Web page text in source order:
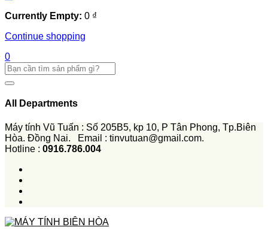
Currently Empty: 0 ₫
Continue shopping
0
All Departments
Máy tính Vũ Tuấn : Số 205B5, kp 10, P Tân Phong, Tp.Biên
Hòa. Đồng Nai. Email : tinvutuan@gmail.com.
Hotline : 0916.786.004